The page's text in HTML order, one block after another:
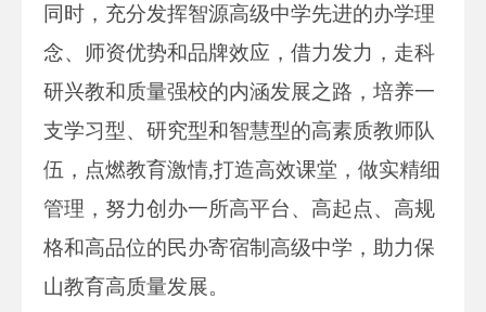
同时，充分发挥智源高级中学先进的办学理
念、师资优势和品牌效应，借力发力，走科
研兴教和质量强校的内涵发展之路，培养一
支学习型、研究型和智慧型的高素质教师队
伍，点燃教育激情,打造高效课堂，做实精细
管理，努力创办一所高平台、高起点、高规
格和高品位的民办寄宿制高级中学，助力保
山教育高质量发展。